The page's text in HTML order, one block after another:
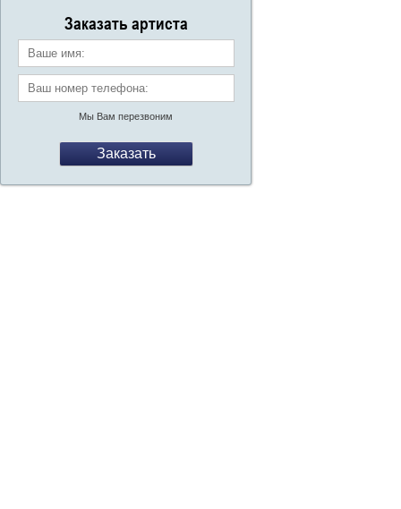
Заказать артиста
Ваше имя:
Ваш номер телефона:*
Мы Вам перезвоним